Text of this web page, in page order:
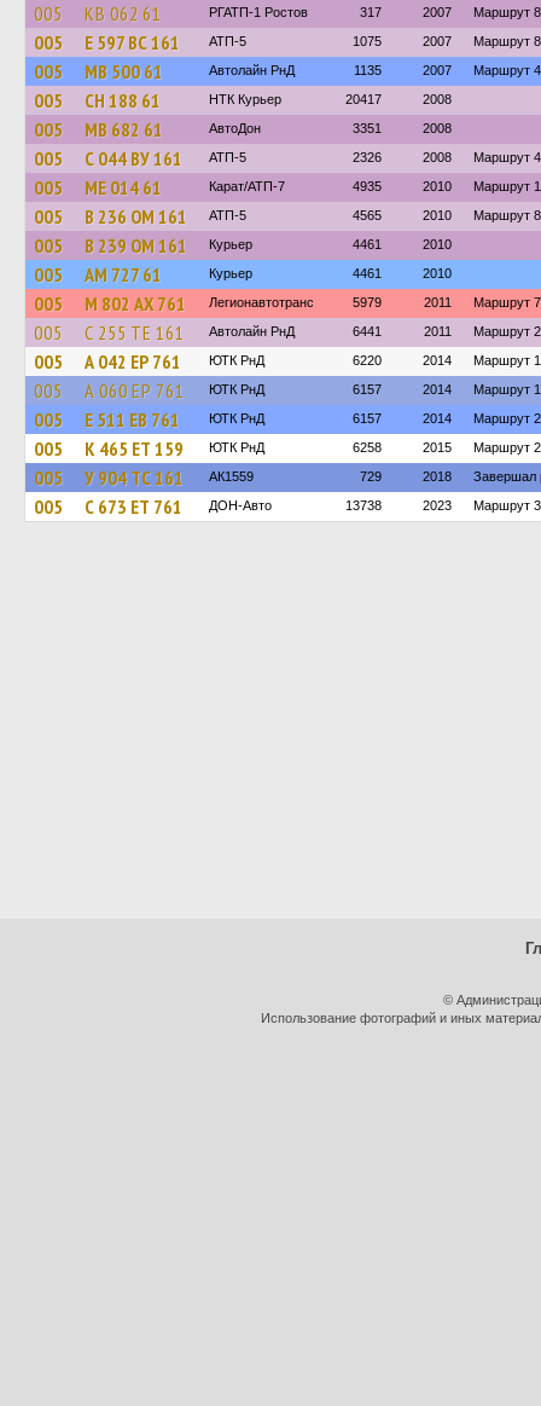
005 КВ 062 61 РГАТП-1 Ростов 317 2007 Маршрут
005 Е 597 ВС 161 АТП-5 1075 2007 Маршрут
005 МВ 500 61 Автолайн РнД 1135 2007 Маршрут
005 СН 188 61 НТК Курьер 20417 2008
005 МВ 682 61 АвтоДон 3351 2008
005 С 044 ВУ 161 АТП-5 2326 2008 Маршрут
005 МЕ 014 61 Карат/АТП-7 4935 2010 Маршрут
005 В 236 ОМ 161 АТП-5 4565 2010 Маршрут
005 В 239 ОМ 161 Курьер 4461 2010
005 АМ 727 61 Курьер 4461 2010
005 М 802 АХ 761 Легионавтотранс 5979 2011 Маршрут
005 С 255 ТЕ 161 Автолайн РнД 6441 2011 Маршрут
005 А 042 ЕР 761 ЮТК РнД 6220 2014 Маршрут 1
005 А 060 ЕР 761 ЮТК РнД 6157 2014 Маршрут 1
005 Е 511 ЕВ 761 ЮТК РнД 6157 2014 Маршрут
005 К 465 ЕТ 159 ЮТК РнД 6258 2015 Маршрут
005 У 904 ТС 161 АК1559 729 2018 Завершал
005 С 673 ЕТ 761 ДОН-Авто 13738 2023 Маршрут
©
Использование фотографий и иных